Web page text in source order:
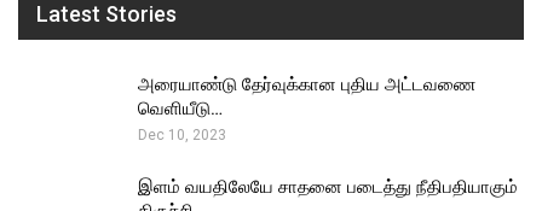
Latest Stories
அரையாண்டு தேர்வுக்கான புதிய அட்டவணை
வெளியீடு…
Dec 10, 2023
இளம் வயதிலேயே சாதனை படைத்து நீதிபதியாகும்